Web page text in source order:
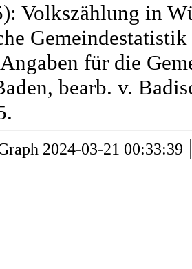
Volkszählung in
für die
bearb. v.
2024-03-21 00:33:39